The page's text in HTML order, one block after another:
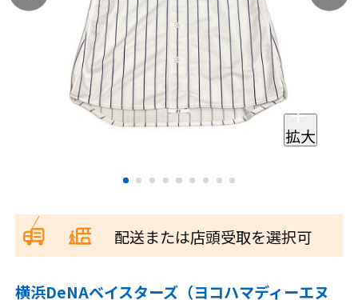
拡大
配送または店頭受取を選択可
横浜DeNAベイスターズ（ヨコハマディーエヌ